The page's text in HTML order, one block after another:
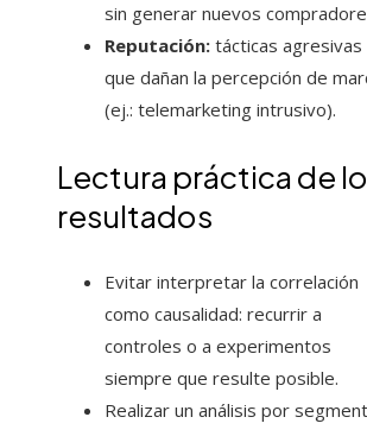
sin generar nuevos
Reputación: tácticas agresivas
que dañan la percepción de
(ej.: telemarketing intrusivo).
Lectura práctica de
resultados
Evitar interpretar la correlación
como causalidad: recurrir a
controles o a experimentos
siempre que resulte posible.
Realizar un análisis por